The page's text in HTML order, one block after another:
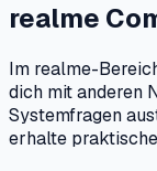
realme
Im realme-
dich mit anderen
Systemfragen
erhalte